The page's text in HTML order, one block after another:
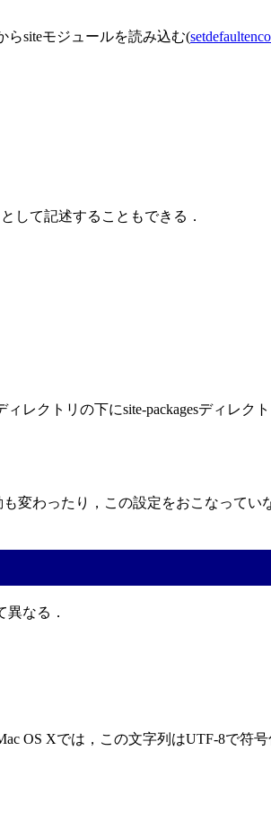
らsiteモジュールを読み込む(
して記述することもできる．
レクトリの下にsite-packagesディレク
変わったり，この設定をおこなって
なる．
OS Xでは，この文字列はUTF-8で符